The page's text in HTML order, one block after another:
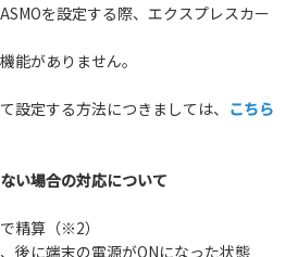
を設定する際、エクスプレスカー
能がありません。
設定する方法につきましては、 こちら
い場合の対応について
精算（※2）
後に端末の電源がONになった状態